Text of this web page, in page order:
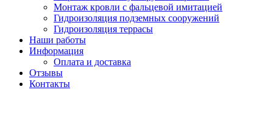
Монтаж кровли с фальцевой имитацией
Гидроизоляция подземных сооружений
Гидроизоляция террасы
Наши работы
Информация
Оплата и доставка
Отзывы
Контакты